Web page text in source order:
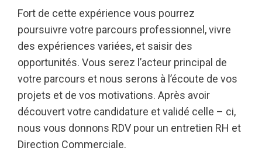
Fort de cette expérience vous pourrez
poursuivre votre parcours professionnel, vivre
des expériences variées, et saisir des
opportunités. Vous serez l’acteur principal de
votre parcours et nous serons à l’écoute de vos
projets et de vos motivations. Après avoir
découvert votre candidature et validé celle – ci,
nous vous donnons RDV pour un entretien RH et
Direction Commerciale.